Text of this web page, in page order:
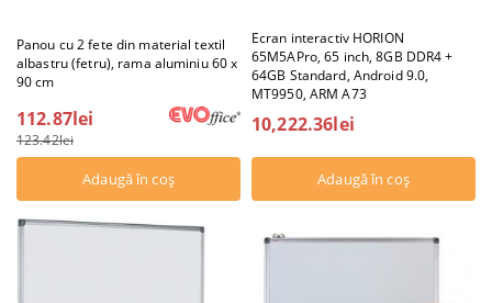
Panou cu 2 fete din material textil
albastru (fetru), rama aluminiu 60 x
90 cm
112.87lei
123.42lei
Ecran interactiv HORION
65M5APro, 65 inch, 8GB DDR4 +
64GB Standard, Android 9.0,
MT9950, ARM A73
10,222.36lei